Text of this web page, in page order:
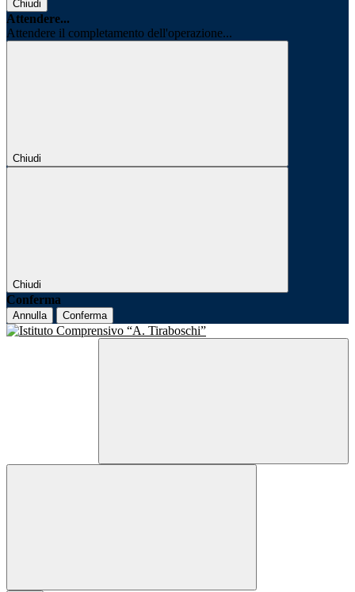
Chiudi
Attendere...
Attendere il completamento dell'operazione...
Chiudi
Chiudi
Conferma
Annulla Conferma